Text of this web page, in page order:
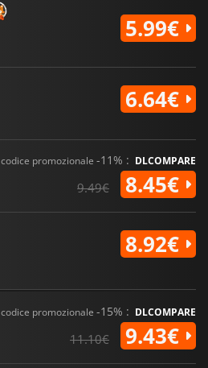
5.99€
6.64€
codice promozionale -11% : DLCOMPARE
9.49€ 8.45€
8.92€
codice promozionale -15% : DLCOMPARE
11.10€ 9.43€